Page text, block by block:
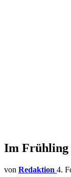
Im Frühling
von Redaktion 4.